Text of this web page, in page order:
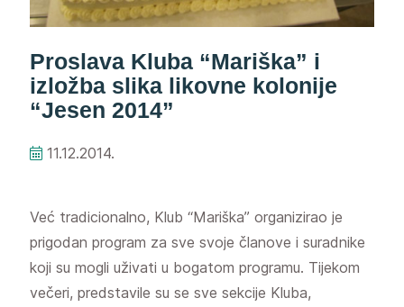
Proslava Kluba “Mariška” i
izložba slika likovne kolonije
“Jesen 2014”
11.12.2014.
Već tradicionalno, Klub “Mariška” organizirao je
prigodan program za sve svoje članove i suradnike
koji su mogli uživati u bogatom programu. Tijekom
večeri, predstavile su se sve sekcije Kluba,